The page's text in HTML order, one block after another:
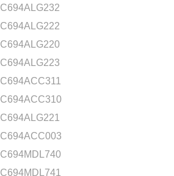
IC694ALG232
IC694ALG222
IC694ALG220
IC694ALG223
IC694ACC311
IC694ACC310
IC694ALG221
IC694ACC003
IC694MDL740
IC694MDL741